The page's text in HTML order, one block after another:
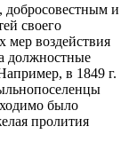
и
своего
мер воздействия
должностные
в 1849 г.
было
пролития